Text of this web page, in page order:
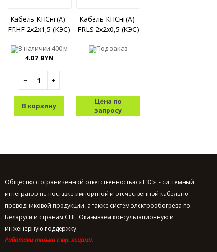
Кабель КПСнг(A)-
FRHF 2x2x1,5 (КЭС)
В наличии 400 м
4.07 BYN
− +
В корзину
Кабель КПСнг(A)-
FRLS 2x2x0,5 (КЭС)
Под заказ
Цена по
запросу
Общество с ограниченной ответственностью «ТЗС» - системный
интегратор по поставке импортной и отечественной кабельно-
проводниковой продукции, а также систем электрообогрева по
Беларуси и странам СНГ. Оказываем консультационную и
инженерную поддержку.
Работаем только с юр. лицами.